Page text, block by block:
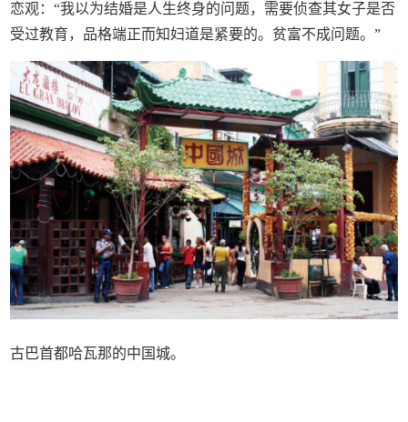
恋观：“我以为结婚是人生终身的问题，需要侦查其女子是否
受过教育，品格端正而知妇道是紧要的。贫富不成问题。”
古巴首都哈瓦那的中国城。